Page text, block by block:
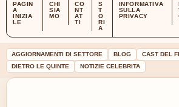
PAGIN
A
INIZIA
LE
CHI
SIA
MO
CO
NT
AT
TI
S
T
O
RI
A
INFORMATIVA
SULLA
PRIVACY
AGGIORNAMENTI DI SETTORE BLOG CAST DEL
DIETRO LE QUINTE
NOTIZIE CELEBRITA